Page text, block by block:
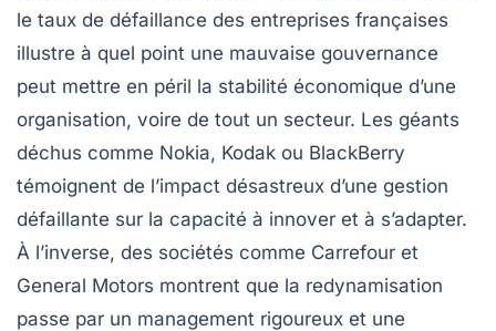
le taux de défaillance des entreprises françaises
illustre à quel point une mauvaise gouvernance
peut mettre en péril la stabilité économique d’une
organisation, voire de tout un secteur. Les géants
déchus comme Nokia, Kodak ou BlackBerry
témoignent de l’impact désastreux d’une gestion
défaillante sur la capacité à innover et à s’adapter.
À l’inverse, des sociétés comme Carrefour et
General Motors montrent que la redynamisation
passe par un management rigoureux et une